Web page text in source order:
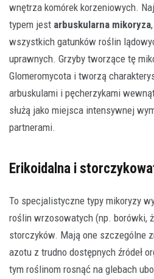
wnętrza komórek korzeniowych.
typem jest arbuskularna mikoryza
wszystkich gatunków roślin
uprawnych. Grzyby tworzące tę
Glomeromycota i tworzą
arbuskulami i pęcherzykami
służą jako miejsca intensywnej
partnerami.
Erikoidalna i
To specjalistyczne typy mikoryzy
roślin wrzosowatych (np. borówki,
storczyków. Mają one szczególne
azotu z trudno dostępnych źródeł
tym roślinom rosnąć na glebach